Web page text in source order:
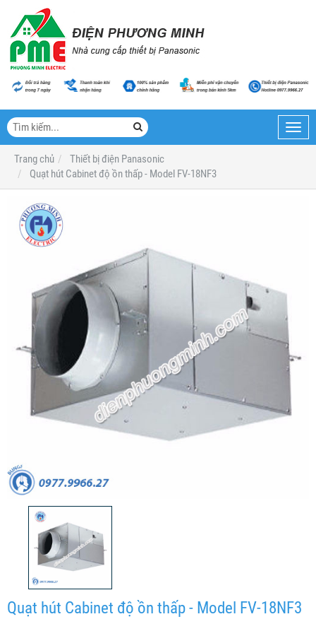
Trang chủ
Thiết bị điện Panasonic
Quạt hút Cabinet độ ồn thấp - Model FV-18NF3
Quạt hút Cabinet độ ồn thấp - Model FV-18NF3